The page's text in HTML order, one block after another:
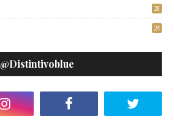
28
24
@distintivoblue